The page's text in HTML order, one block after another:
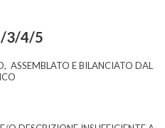
3/4/5
ASSEMBLATO E BILANCIATO DAL